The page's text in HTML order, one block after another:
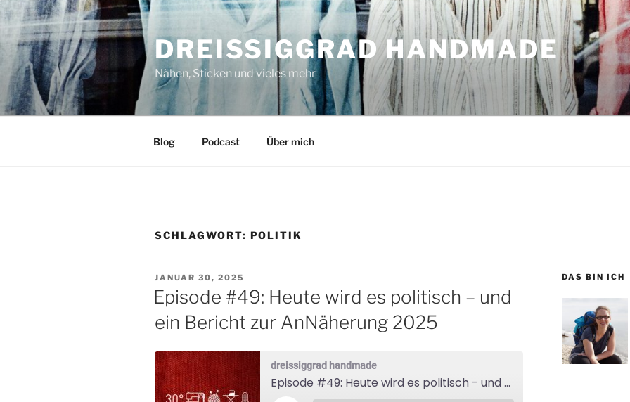
Zum
Inhalt
springen
DREISSIGGRAD HANDMADE
Nähen, Sticken und vieles mehr
Blog Podcast Über mich
SCHLAGWORT: POLITIK
VERÖFFENTLICHT
AM
JANUAR 30, 2025
Episode #49: Heute wird es politisch – und
ein Bericht zur AnNäherung 2025
dreissiggrad handmade
Episode #49: Heute wird es politisch - und ein Bericht zur AnNäherung 2025
DAS BIN ICH